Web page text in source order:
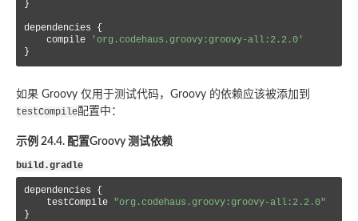
}
dependencies {
    compile
'org.codehaus.groovy:groovy-all:2.2.0'
}
如果 Groovy 仅用于测试代码，Groovy 的依赖应该被添加到
testCompile配置中：
示例 24.4. 配置Groovy 测试依赖
build.gradle
dependencies {
    testCompile
"org.codehaus.groovy:groovy-all:2.2.0"
}